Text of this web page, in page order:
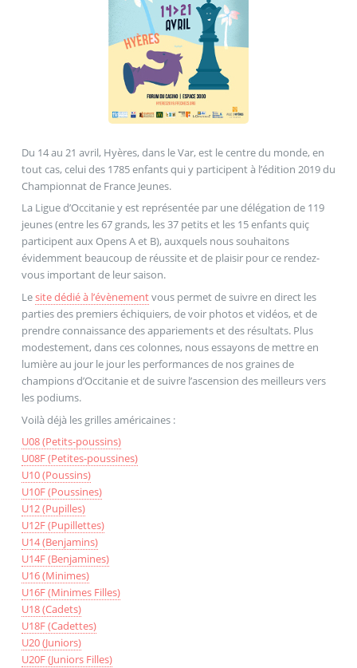
Du 14 au 21 avril, Hyères, dans le Var, est le centre du monde, en
tout cas, celui des 1785 enfants qui y participent à l’édition 2019 du
Championnat de France Jeunes.
La Ligue d’Occitanie y est représentée par une délégation de 119
jeunes (entre les 67 grands, les 37 petits et les 15 enfants quiç
participent aux Opens A et B), auxquels nous souhaitons
évidemment beaucoup de réussite et de plaisir pour ce rendez-
vous important de leur saison.
Lesite dédié à l’évènementvous permet de suivre en direct les
parties des premiers échiquiers, de voir photos et vidéos, et de
prendre connaissance des appariements et des résultats. Plus
modestement, dans ces colonnes, nous essayons de mettre en
lumière au jour le jour les performances de nos graines de
champions d’Occitanie et de suivre l’ascension des meilleurs vers
les podiums.
Voilà déjà les grilles américaines :
U08 (Petits-poussins)
U08F (Petites-poussines)
U10 (Poussins)
U10F (Poussines)
U12 (Pupilles)
U12F (Pupillettes)
U14 (Benjamins)
U14F (Benjamines)
U16 (Minimes)
U16F (Minimes Filles)
U18 (Cadets)
U18F (Cadettes)
U20 (Juniors)
U20F (Juniors Filles)